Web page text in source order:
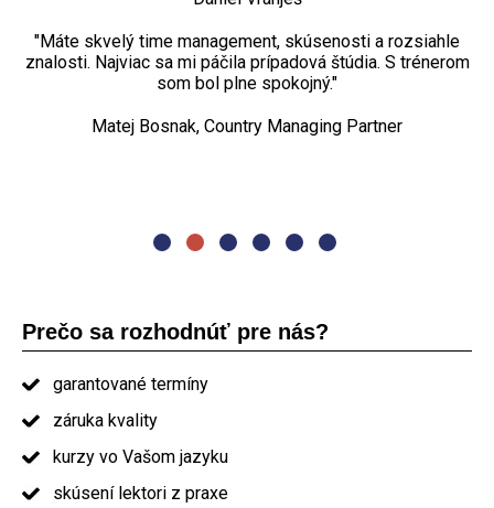
reálnych projektov vďaka skúsenostiam trénera.“
Petr Turovský, Project manager
„Najviac sa mi páčila organizácia kurzu. Naozaj dobré
"Máte skvelý time management, skúsenosti a rozsiahle
znalosti. Najviac sa mi páčila prípadová štúdia. S trénerom
som bol plne spokojný."
Matej Bosnak, Country Managing Partner
„Najviac sa mi páčili praktické cvičenia, diskusia. Kurz
projektového riadenia bol dostačujúci rozsahom aj
spôsobom, nemenila by som ho."
Oľga Pašmíková, project manager
Prečo sa rozhodnúť pre nás?
garantované termíny
záruka kvality
kurzy vo Vašom jazyku
skúsení lektori z praxe